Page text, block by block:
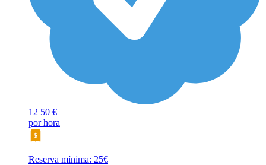
12 50 €
por hora
Reserva mínima: 25€